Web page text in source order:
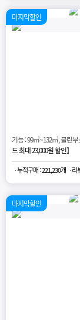
마지막할인
기능 : 99㎡~132㎡, 클린
드 최대 23,000원 할인】
· 누적구매 : 221,230개 ·
마지막할인